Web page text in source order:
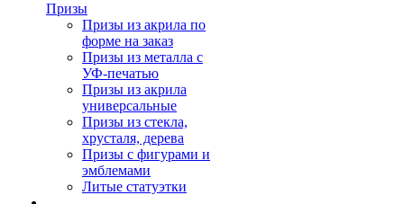
Призы
Призы из акрила по
форме на заказ
Призы из металла с
УФ-печатью
Призы из акрила
универсальные
Призы из стекла,
хрусталя, дерева
Призы с фигурами и
эмблемами
Литые статуэтки